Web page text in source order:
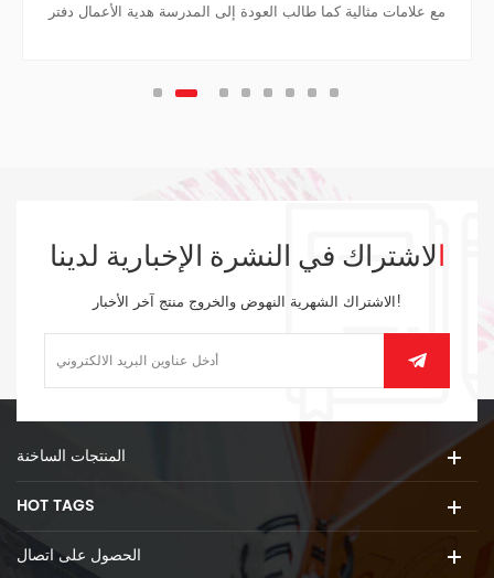
مع علامات مثالية كما طالب العودة إلى المدرسة هدية الأعمال دفتر
الاشتراك في النشرة الإخبارية لدينا
الاشتراك الشهرية النهوض والخروج منتج آخر الأخبار!
المنتجات الساخنة
HOT TAGS
الحصول على اتصال